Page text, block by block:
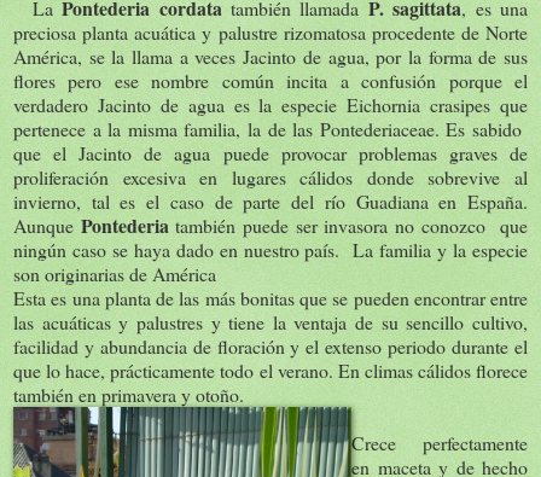
LaPontederia cordatatambién llamada P. sagittata, es una
preciosa planta acuática y palustre rizomatosa procedente de Norte
América, se la llama a veces Jacinto de agua, por la forma de sus
flores pero ese nombre común incita a confusión porque el
verdadero Jacinto de agua es la especie Eichornia crasipes que
pertenece a la misma familia, la de las Pontederiaceae. Es sabido
que el Jacinto de agua puede provocar problemas graves de
proliferación excesiva en lugares cálidos donde sobrevive al
invierno, tal es el caso de parte del río Guadiana en España.
Aunque Pontederia también puede ser invasora no conozco que
ningún caso se haya dado en nuestro país. La familia y la especie
son originarias de América
Esta es una planta de las más bonitas que se pueden encontrar entre
las acuáticas y palustres y tiene la ventaja de su sencillo cultivo,
facilidad y abundancia de floración y el extenso periodo durante el
que lo hace, prácticamente todo el verano. En climas cálidos florece
también en primavera y otoño.
Crece perfectamente
en maceta y de hecho